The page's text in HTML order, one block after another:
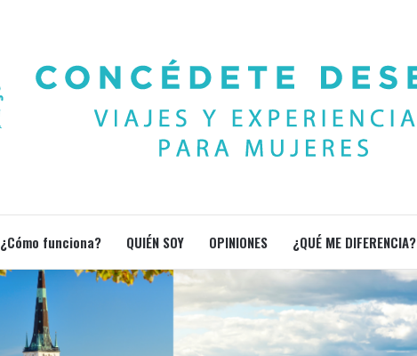
¿Cómo funciona? QUIÉN SOY OPINIONES ¿QUÉ ME DIFERENCIA?